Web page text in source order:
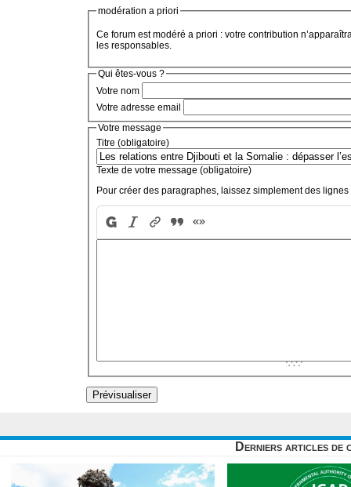
modération a priori
Ce forum est modéré a priori : votre contribution
les responsables.
Qui êtes-vous ?
Votre nom
Votre adresse email
Votre message
Titre (obligatoire)
Texte de votre message (obligatoire)
Pour créer des paragraphes, laissez simplement des lignes
Derniers articles de